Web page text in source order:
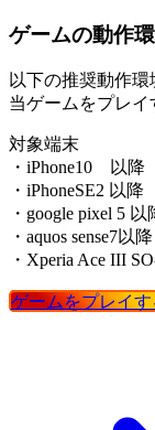
ゲームの動作
以下の推奨動作環
当ゲームをプレイ
対象端末
・iPhone10 以降
・iPhoneSE2 以降
・google pixel 5 以
・aquos sense7以
・Xperia Ace III
ゲームをプレイす